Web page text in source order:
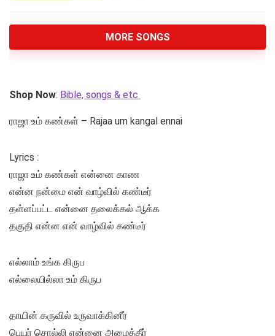
MORE SONGS
Shop Now: Bible, songs & etc
ராஜா உம் கண்கள் – Rajaa um kangal ennai
Lyrics :
ராஜா உம் கண்கள் என்னை காண
என்ன நன்மை என் வாழ்வில் கண்டீர்
தள்ளப்பட்ட என்னை தலைக்கல் ஆக்க
தகுதி என்ன என் வாழ்வில் கண்டீர்
எல்லாம் உங்க கிருப
எல்லையில்லா உம் கிருப
தாயின் கருவில் உருவாக்கினீர்
பெயர் சொல்லி என்னை அழைத்தீர்